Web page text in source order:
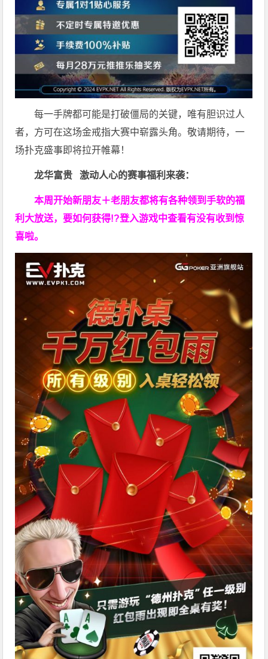
每一手牌都可能是打破僵局的关键，唯有胆识过人
者，方可在这场金戒指大赛中崭露头角。敬请期待，一
场扑克盛事即将拉开帷幕！
龙华富贵 激动人心的赛事福利来袭：
本周开始新朋友＋老朋友都将有各种领到手软的福
利大放送，要如何获得!?登入游戏中查看有没有收到惊
喜啦。